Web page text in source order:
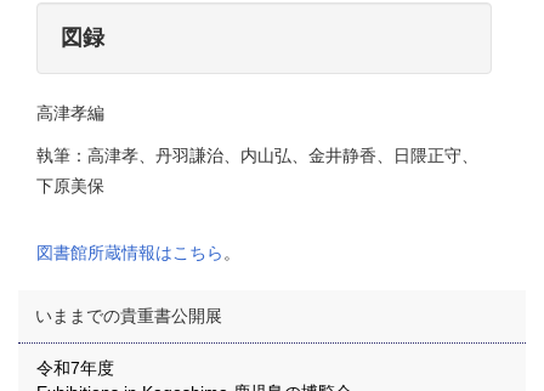
図録
高津孝編
執筆：高津孝、丹羽謙治、内山弘、金井静香、日隈正守、
下原美保
図書館所蔵情報はこちら 。
いままでの貴重書公開展
令和7年度